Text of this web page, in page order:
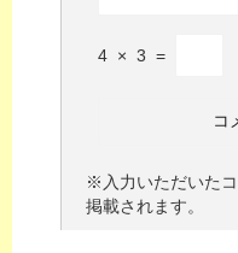
4 × 3 =
※入力いただいた
掲載されます。